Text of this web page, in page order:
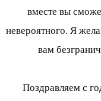
вместе вы
невероятного. Я
вам
Поздравляем с